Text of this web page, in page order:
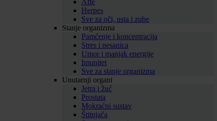
Afte
Herpes
Sve za oči, usta i zube
Stanje organizma
Pamćenje i koncentracija
Stres i nesanica
Umor i manjak energije
Imunitet
Sve za stanje organizma
Unutarnji organi
Jetra i žuć
Prostata
Mokraćni sustav
Štitnjača